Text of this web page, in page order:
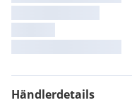
Händlerdetails